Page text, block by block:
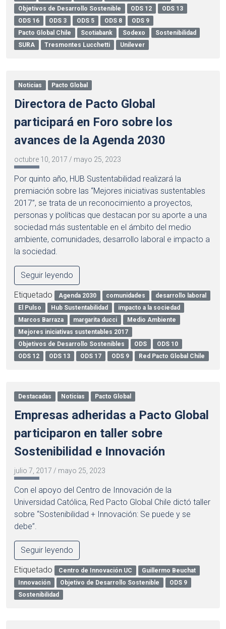
Objetivos de Desarrollo Sostenible
ODS 12
ODS 13
ODS 16
ODS 3 ODS 5 ODS 8
ODS 9
Pacto Global Chile
Scotiabank Sodexo
Sostenibilidad
SURA
Tresmontes Lucchetti Unilever
Noticias Pacto Global
Directora de Pacto Global
participará en Foro sobre los
avances de la Agenda 2030
octubre 10, 2017 / mayo 25, 2023
Por quinto año, HUB Sustentabilidad realizará la
premiación sobre las “Mejores iniciativas sustentables
2017”, se trata de un reconocimiento a proyectos,
personas y políticas que destacan por su aporte a una
sociedad más sustentable en el ámbito del medio
ambiente, comunidades, desarrollo laboral e impacto a
la sociedad.
Seguir leyendo
Etiquetado Agenda 2030 comunidades
desarrollo laboral
El Pulso
Hub Sustentabilidad
impacto a la sociedad
Marcos Barraza
margarita ducci
Medio Ambiente
Mejores iniciativas sustentables 2017
Objetivos de Desarrollo Sostenibles
ODS
ODS 10
ODS 12
ODS 13 ODS 17 ODS 9 Red Pacto Global Chile
Destacadas Noticias Pacto Global
Empresas adheridas a Pacto Global
participaron en taller sobre
Sostenibilidad e Innovación
julio 7, 2017 / mayo 25, 2023
Con el apoyo del Centro de Innovación de la
Universidad Católica, Red Pacto Global Chile dictó taller
sobre “Sostenibilidad + Innovación: Se puede y se
debe”.
Seguir leyendo
Etiquetado Centro de Innovación UC
Guillermo Beuchat
Innovación
Objetivo de Desarrollo Sostenible
ODS 9
Sostenibilidad